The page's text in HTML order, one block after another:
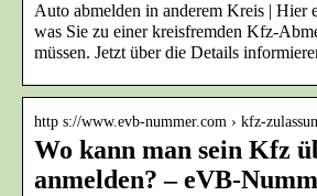
Auto abmelden in anderem Kreis | Hier
was Sie zu einer kreisfremden Kfz-
müssen. Jetzt über die Details
http s://www.evb-nummer.com › kfz-
Wo kann man sein Kfz
anmelden? – eVB-